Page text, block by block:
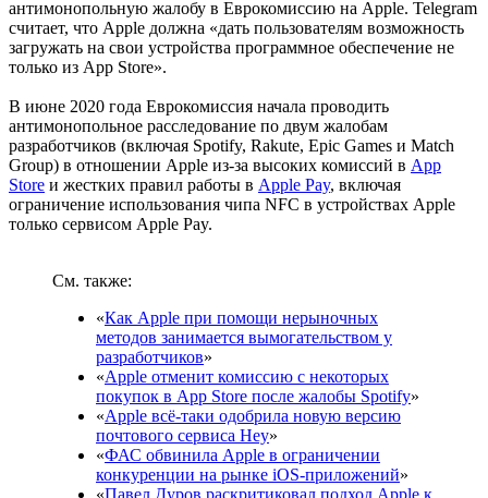
антимонопольную жалобу в Еврокомиссию на Apple. Telegram
считает, что Apple должна «дать пользователям возможность
загружать на свои устройства программное обеспечение не
только из App Store».
В июне 2020 года Еврокомиссия начала проводить
антимонопольное расследование по двум жалобам
разработчиков (включая Spotify, Rakute, Epic Games и Match
Group) в отношении Apple из-за высоких комиссий в App
Store и жестких правил работы в Apple Pay, включая
ограничение использования чипа NFC в устройствах Apple
только сервисом Apple Pay.
См. также:
«Как Apple при помощи нерыночных
методов занимается вымогательством у
разработчиков»
«Apple отменит комиссию с некоторых
покупок в App Store после жалобы Spotify»
«Apple всё-таки одобрила новую версию
почтового сервиса Hey»
«ФАС обвинила Apple в ограничении
конкуренции на рынке iOS-приложений»
«Павел Дуров раскритиковал подход Apple к